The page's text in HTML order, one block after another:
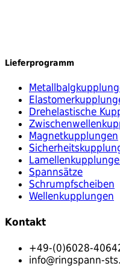
Lieferprogramm
Drehelastische
Magnetkupplungen
Spannsätze
Schrumpfscheiben
Wellenkupplungen
Kontakt
+49-(0)6028-
info@ringspann-